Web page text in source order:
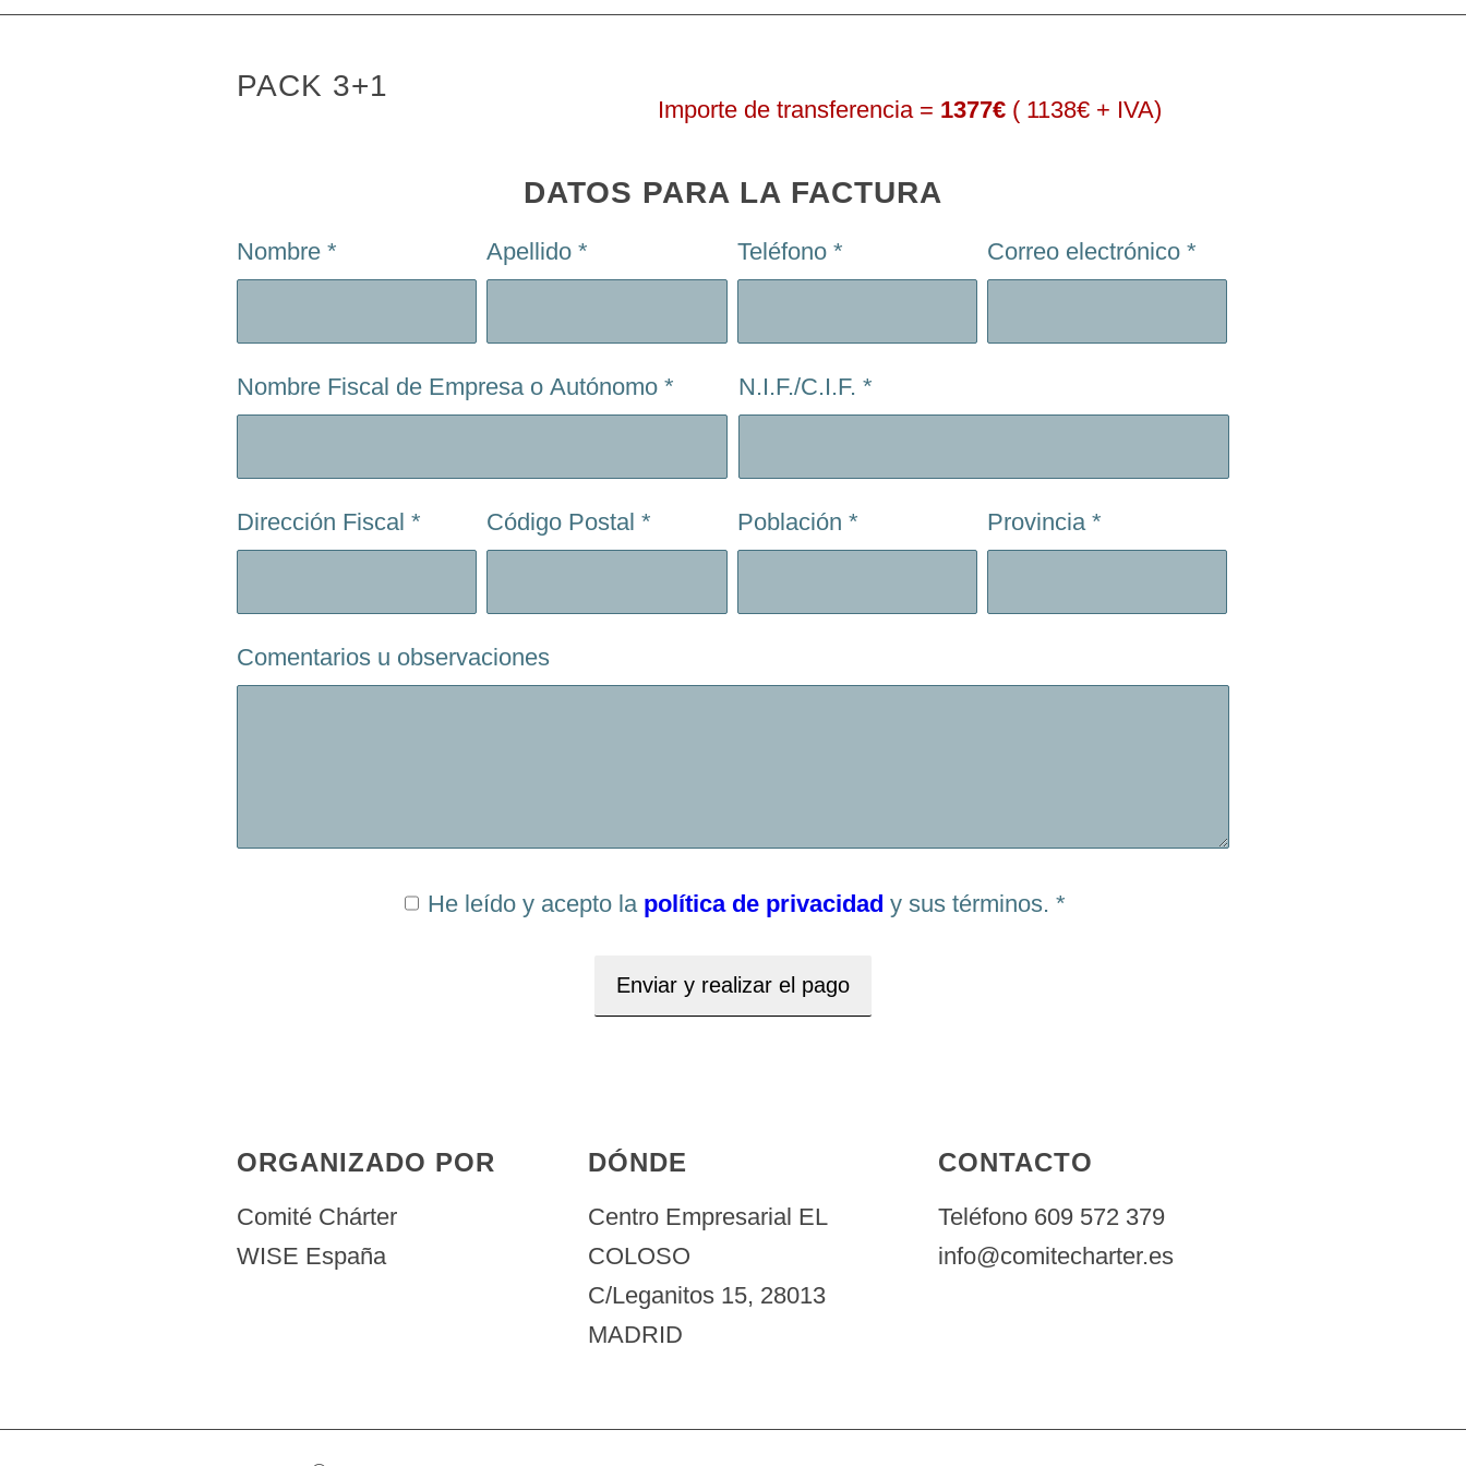
PACK 3+1
Importe de transferencia = 1377€( 1138€ + IVA)
DATOS PARA LA FACTURA
Nombre * Apellido* Teléfono * Correo electrónico *
Nombre Fiscal de Empresa o Autónomo * N.I.F./C.I.F. *
Dirección Fiscal * Código Postal* Población * Provincia *
Comentarios u observaciones
He leído y acepto la política de privacidad y sus términos. *
ORGANIZADO POR
Comité Chárter
WISE España
DÓNDE
Centro Empresarial EL
COLOSO
C/Leganitos 15, 28013
MADRID
CONTACTO
Teléfono 609 572 379
info@comitecharter.es